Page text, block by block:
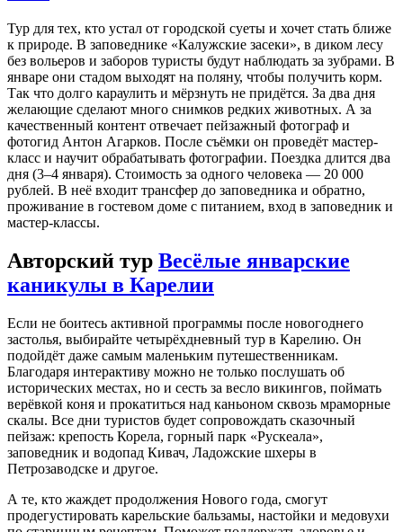
Тур для тех, кто устал от городской суеты и хочет стать ближе
к природе. В заповеднике «Калужские засеки», в диком лесу
без вольеров и заборов туристы будут наблюдать за зубрами. В
январе они стадом выходят на поляну, чтобы получить корм.
Так что долго караулить и мёрзнуть не придётся. За два дня
желающие сделают много снимков редких животных. А за
качественный контент отвечает пейзажный фотограф и
фотогид Антон Агарков. После съёмки он проведёт мастер-
класс и научит обрабатывать фотографии. Поездка длится два
дня (3–4 января). Стоимость за одного человека — 20 000
рублей. В неё входит трансфер до заповедника и обратно,
проживание в гостевом доме с питанием, вход в заповедник и
мастер-классы.
Авторский тур Весёлые январские
каникулы в Карелии
Если не боитесь активной программы после новогоднего
застолья, выбирайте четырёхдневный тур в Карелию. Он
подойдёт даже самым маленьким путешественникам.
Благодаря интерактиву можно не только послушать об
исторических местах, но и сесть за весло викингов, поймать
верёвкой коня и прокатиться над каньоном сквозь мраморные
скалы. Все дни туристов будет сопровождать сказочный
пейзаж: крепость Корела, горный парк «Рускеала»,
заповедник и водопад Кивач, Ладожские шхеры в
Петрозаводске и другое.
А те, кто жаждет продолжения Нового года, смогут
продегустировать карельские бальзамы, настойки и медовухи